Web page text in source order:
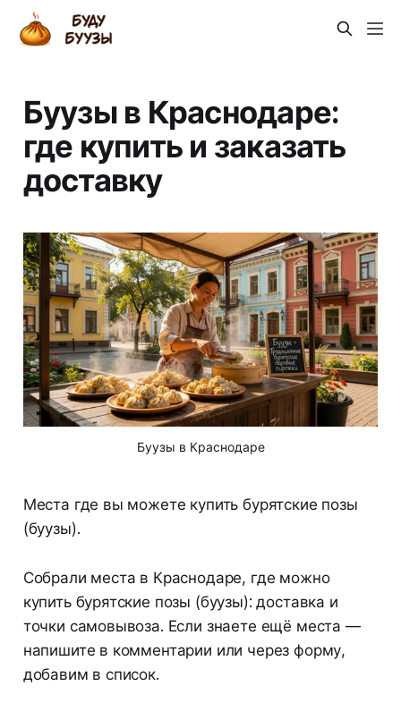
Буузы в Краснодаре:
где купить и заказать
доставку
Буузы в Краснодаре
Места где вы можете купить бурятские позы
(буузы).
Собрали места в Краснодаре, где можно
купить бурятские позы (буузы): доставка и
точки самовывоза. Если знаете ещё места —
напишите в комментарии или через форму,
добавим в список.